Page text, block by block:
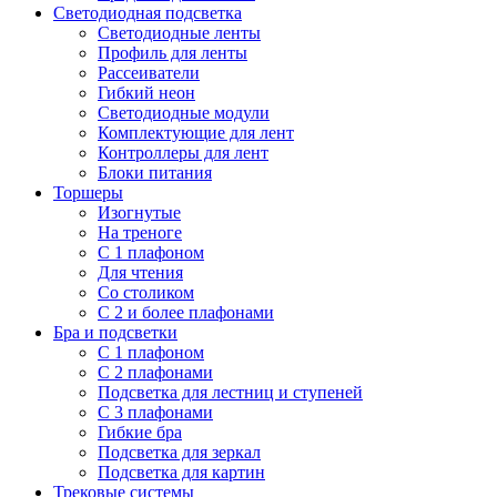
Светодиодная подсветка
Светодиодные ленты
Профиль для ленты
Рассеиватели
Гибкий неон
Светодиодные модули
Комплектующие для лент
Контроллеры для лент
Блоки питания
Торшеры
Изогнутые
На треноге
С 1 плафоном
Для чтения
Со столиком
С 2 и более плафонами
Бра и подсветки
С 1 плафоном
С 2 плафонами
Подсветка для лестниц и ступеней
С 3 плафонами
Гибкие бра
Подсветка для зеркал
Подсветка для картин
Трековые системы